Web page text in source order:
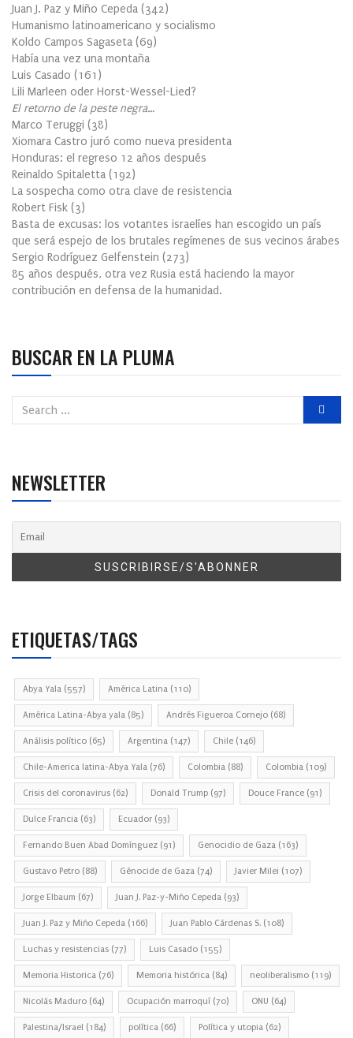
Juan J. Paz y Miño Cepeda (342)
Humanismo latinoamericano y socialismo
Koldo Campos Sagaseta (69)
Había una vez una montaña
Luis Casado (161 )
Lili Marleen oder Horst-Wessel-Lied?
El retorno de la peste negra…
Marco Teruggi (38)
Xiomara Castro juró como nueva presidenta
Honduras: el regreso 12 años después
Reinaldo Spitaletta (192)
La sospecha como otra clave de resistencia
Robert Fisk (3)
Basta de excusas: los votantes israelíes han escogido un país
que será espejo de los brutales regímenes de sus vecinos árabes
Sergio Rodríguez Gelfenstein (273)
85 años después, otra vez Rusia está haciendo la mayor
contribución en defensa de la humanidad.
BUSCAR EN LA PLUMA
NEWSLETTER
ETIQUETAS/TAGS
Abya Yala (557) América Latina (110)
América Latina-Abya yala (85) Andrés Figueroa Cornejo (68)
Análisis político (65) Argentina (147) Chile (146)
Chile-America latina-Abya Yala (76) Colombia (88) Colombia (109)
Crisis del coronavirus (62) Donald Trump (97) Douce France (91)
Dulce Francia (63) Ecuador (93)
Fernando Buen Abad Domínguez (91) Genocidio de Gaza (163)
Gustavo Petro (88) Génocide de Gaza (74) Javier Milei (107)
Jorge Elbaum (67) Juan J. Paz-y-Miño Cepeda (93)
Juan J. Paz y Miño Cepeda (166) Juan Pablo Cárdenas S. (108)
Luchas y resistencias (77) Luis Casado (155)
Memoria Historica (76) Memoria histórica (84) neoliberalismo (119)
Nicolás Maduro (64) Ocupación marroquí (70) ONU (64)
Palestina/Israel (184) política (66) Política y utopia (62)